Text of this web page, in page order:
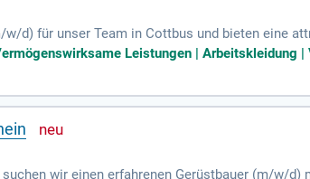
d) für unser Team in Cottbus und bieten eine
von Gerüsten sowie die Fahrzeugbeladung
von Vorteil. Wir bieten zudem Tagesspesen
Teil unseres erfolgreichen Teams und
Leistungen | Arbeitskleidung |
wir einen erfahrenen Gerüstbauer (m/w/d)